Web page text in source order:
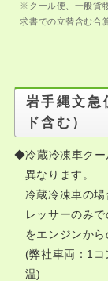
※クール便、一般貨
求書での立替含む合
岩手縄文急
ド含む）
冷蔵冷凍車ク
異なります。
冷蔵冷凍車の
レッサーのみ
をエンジンから
(弊社車両：1
温)